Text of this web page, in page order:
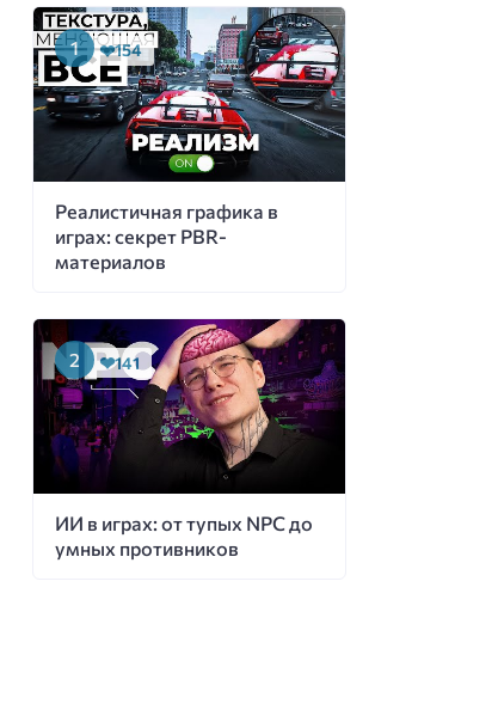
Реалистичная графика в
играх: секрет PBR-
материалов
154
ИИ в играх: от тупых NPC до
умных противников
141